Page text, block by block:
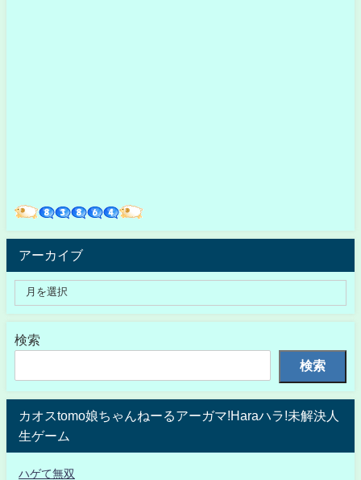
アーカイブ
検索
検索
カオスtomo娘ちゃんねーるアーガマ!Haraハラ!未解決人
生ゲーム
ハゲて無双